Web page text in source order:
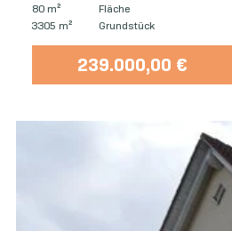
80 m²
Fläche
3305 m²
Grundstück
239.000,00 €